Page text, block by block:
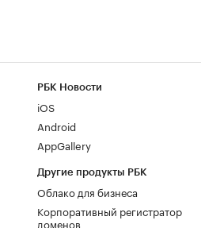
РБК Новости
iOS
Android
AppGallery
Другие продукты РБК
Облако для бизнеса
Корпоративный регистратор
доменов